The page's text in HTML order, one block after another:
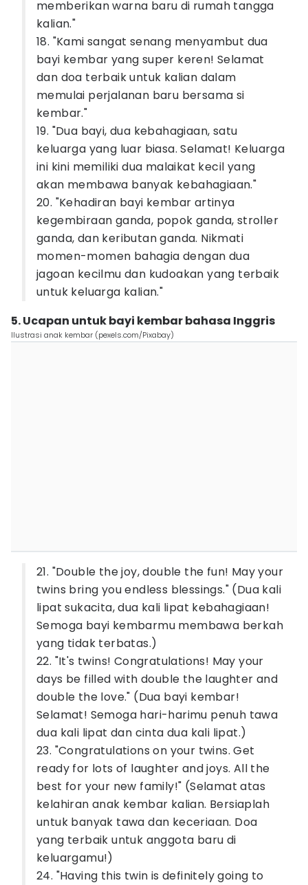
memberikan warna baru di rumah tangga
kalian."
18. "Kami sangat senang menyambut dua
bayi kembar yang super keren! Selamat
dan doa terbaik untuk kalian dalam
memulai perjalanan baru bersama si
kembar."
19. "Dua bayi, dua kebahagiaan, satu
keluarga yang luar biasa. Selamat! Keluarga
ini kini memiliki dua malaikat kecil yang
akan membawa banyak kebahagiaan."
20. "Kehadiran bayi kembar artinya
kegembiraan ganda, popok ganda, stroller
ganda, dan keributan ganda. Nikmati
momen-momen bahagia dengan dua
jagoan kecilmu dan kudoakan yang terbaik
untuk keluarga kalian."
5. Ucapan untuk bayi kembar bahasa Inggris
Ilustrasi anak kembar (pexels.com/Pixabay)
21. "Double the joy, double the fun! May your
twins bring you endless blessings." (Dua kali
lipat sukacita, dua kali lipat kebahagiaan!
Semoga bayi kembarmu membawa berkah
yang tidak terbatas.)
22. "It's twins! Congratulations! May your
days be filled with double the laughter and
double the love." (Dua bayi kembar!
Selamat! Semoga hari-harimu penuh tawa
dua kali lipat dan cinta dua kali lipat.)
23. "Congratulations on your twins. Get
ready for lots of laughter and joys. All the
best for your new family!" (Selamat atas
kelahiran anak kembar kalian. Bersiaplah
untuk banyak tawa dan keceriaan. Doa
yang terbaik untuk anggota baru di
keluargamu!)
24. "Having this twin is definitely going to